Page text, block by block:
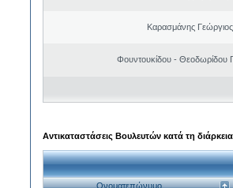
Καρασμάνης
Φουντουκίδου - Θεοδωρίδου
Αντικαταστάσεις Βουλευτών κατά τη
Ονοματεπώνυμο